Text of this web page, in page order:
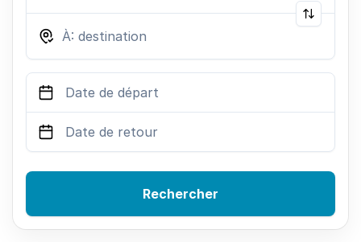
Rechercher